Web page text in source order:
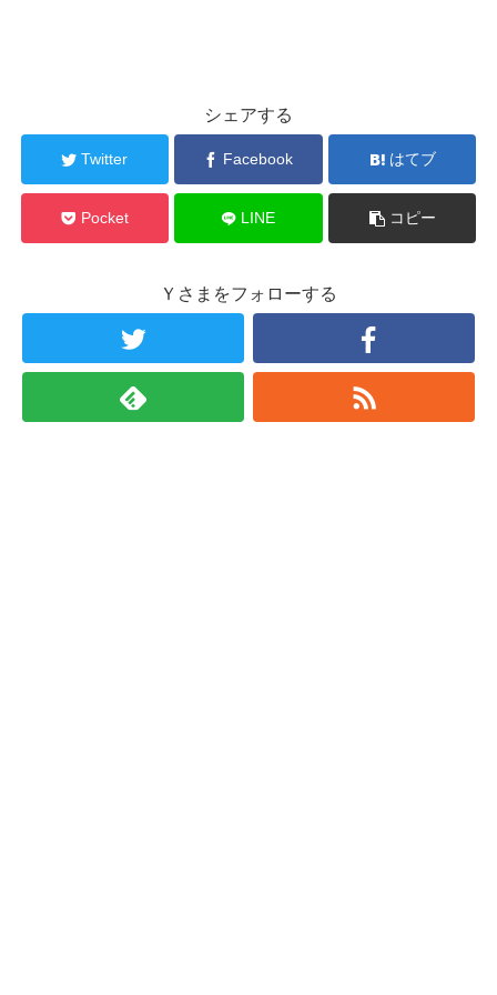
シェアする
Twitter Facebook はてブ
Pocket LINE コピー
Ｙさまをフォローする